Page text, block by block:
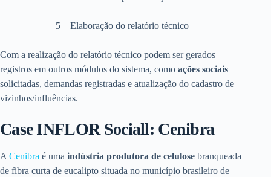
5 – Elaboração do relatório técnico
Com a realização do relatório técnico podem ser gerados
registros em outros módulos do sistema, como ações sociais
solicitadas, demandas registradas e atualização do cadastro de
vizinhos/influências.
Case INFLOR Sociall: Cenibra
A Cenibra é uma indústria produtora de celulose branqueada
de fibra curta de eucalipto situada no município brasileiro de